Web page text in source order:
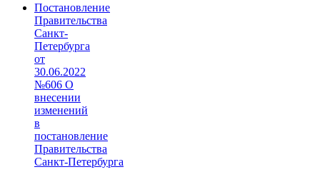
Постановление
Правительства
Санкт-
Петербурга
от
30.06.2022
№606 О
внесении
изменений
в
постановление
Правительства
Санкт‑Петербурга